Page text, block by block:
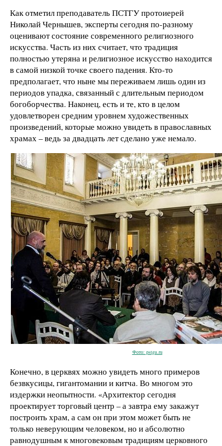
Как отметил преподаватель ПСТГУ протоиерей
Николай Чернышев, эксперты сегодня по-разному
оценивают состояние современного религиозного
искусства. Часть из них считает, что традиция
полностью утеряна и религиозное искусство находится
в самой низкой точке своего падения. Кто-то
предполагает, что ныне мы переживаем лишь один из
периодов упадка, связанный с длительным периодом
богоборчества. Наконец, есть и те, кто в целом
удовлетворен средним уровнем художественных
произведений, которые можно увидеть в православных
храмах – ведь за двадцать лет сделано уже немало.
Фото: pstgu.ru
Конечно, в церквях можно увидеть много примеров
безвкусицы, гигантомании и китча. Во многом это
издержки неопытности. «Архитектор сегодня
проектирует торговый центр – а завтра ему закажут
построить храм, а сам он при этом может быть не
только неверующим человеком, но и абсолютно
равнодушным к многовековым традициям церковного